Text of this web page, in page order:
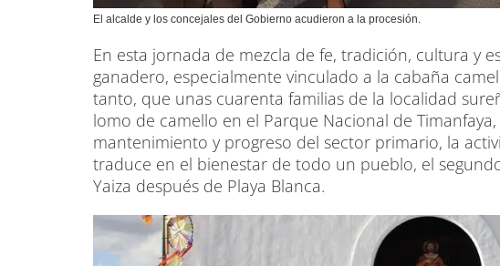
El alcalde y los concejales del Gobierno acudieron a la procesión.
En esta jornada de mezcla de fe, tradición, cultura y
ganadero, especialmente vinculado a la cabaña
tanto, que unas cuarenta familias de la localidad
lomo de camello en el Parque Nacional de
mantenimiento y progreso del sector primario, la
traduce en el bienestar de todo un pueblo, el
Yaiza después de Playa Blanca.